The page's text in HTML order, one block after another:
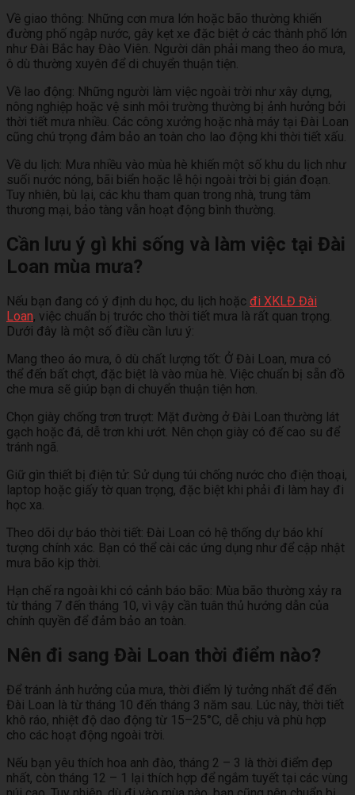
Về giao thông: Những cơn mưa lớn hoặc bão thường khiến
đường phố ngập nước, gây kẹt xe đặc biệt ở các thành phố lớn
như Đài Bắc hay Đào Viên. Người dân phải mang theo áo mưa,
ô dù thường xuyên để di chuyển thuận tiện.
Về lao động: Những người làm việc ngoài trời như xây dựng,
nông nghiệp hoặc vệ sinh môi trường thường bị ảnh hưởng bởi
thời tiết mưa nhiều. Các công xưởng hoặc nhà máy tại Đài Loan
cũng chú trọng đảm bảo an toàn cho lao động khi thời tiết xấu.
Về du lịch: Mưa nhiều vào mùa hè khiến một số khu du lịch như
suối nước nóng, bãi biển hoặc lễ hội ngoài trời bị gián đoạn.
Tuy nhiên, bù lại, các khu tham quan trong nhà, trung tâm
thương mại, bảo tàng vẫn hoạt động bình thường.
Cần lưu ý gì khi sống và làm việc tại Đài
Loan mùa mưa?
Nếu bạn đang có ý định du học, du lịch hoặc đi XKLĐ Đài
Loan, việc chuẩn bị trước cho thời tiết mưa là rất quan trọng.
Dưới đây là một số điều cần lưu ý:
Mang theo áo mưa, ô dù chất lượng tốt: Ở Đài Loan, mưa có
thể đến bất chợt, đặc biệt là vào mùa hè. Việc chuẩn bị sẵn đồ
che mưa sẽ giúp bạn di chuyển thuận tiện hơn.
Chọn giày chống trơn trượt: Mặt đường ở Đài Loan thường lát
gạch hoặc đá, dễ trơn khi ướt. Nên chọn giày có đế cao su để
tránh ngã.
Giữ gìn thiết bị điện tử: Sử dụng túi chống nước cho điện thoại,
laptop hoặc giấy tờ quan trọng, đặc biệt khi phải đi làm hay đi
học xa.
Theo dõi dự báo thời tiết: Đài Loan có hệ thống dự báo khí
tượng chính xác. Bạn có thể cài các ứng dụng như để cập nhật
mưa bão kịp thời.
Hạn chế ra ngoài khi có cảnh báo bão: Mùa bão thường xảy ra
từ tháng 7 đến tháng 10, vì vậy cần tuân thủ hướng dẫn của
chính quyền để đảm bảo an toàn.
Nên đi sang Đài Loan thời điểm nào?
Để tránh ảnh hưởng của mưa, thời điểm lý tưởng nhất để đến
Đài Loan là từ tháng 10 đến tháng 3 năm sau. Lúc này, thời tiết
khô ráo, nhiệt độ dao động từ 15–25°C, dễ chịu và phù hợp
cho các hoạt động ngoài trời.
Nếu bạn yêu thích hoa anh đào, tháng 2 – 3 là thời điểm đẹp
nhất, còn tháng 12 – 1 lại thích hợp để ngắm tuyết tại các vùng